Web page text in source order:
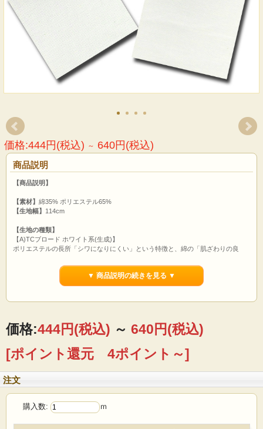
価格:444円(税込) ～ 640円(税込)
商品説明
【商品説明】
【素材】 綿35% ポリエステル65%
【生地幅】 114cm
【生地の種類】
【A)TCブロード ホワイト系(生成)】
ポリエステルの長所「シワになりにくい」という特徴と、綿の「肌ざわりの良
織り目が密で丈夫な208本ブロード生地です。生成加工を施しているので綿かすは
そして素材の特性上、ネップ(糸ふし)や色糸が含まれる場合がございます。ご了承
ポリエステルの長所「シワになりにくい」という特徴と、綿の「肌ざわりの良
さ」という特徴を備えている生地です。
す。
そして素材の特性上、ネップ(糸ふし)や色糸が含まれる場合がございます。ご了承
くださいませ。
さ」という特徴を備えている生地です。やや厚みがあるオックス生地になりま
▼ 商品説明の続きを見る ▼
価格:444円(税込) ～ 640円(税込)
[ポイント還元 4ポイント～]
注文
購入数: ｍ